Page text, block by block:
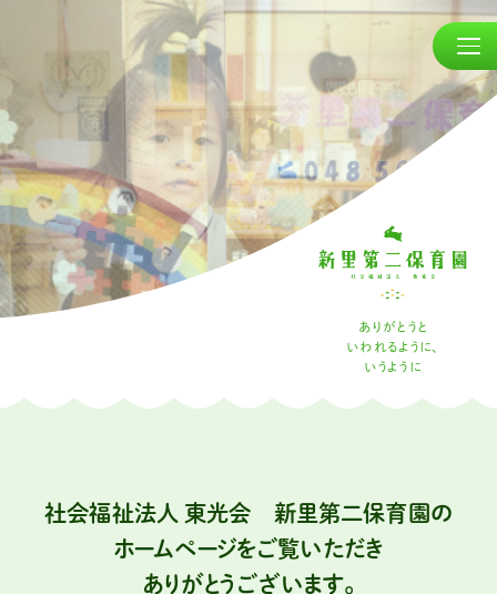
ありがとうと
いわれるように、
いうように
社会福祉法人 東光会 新里第二保育園の
ホームページをご覧いただき
ありがとうございます。